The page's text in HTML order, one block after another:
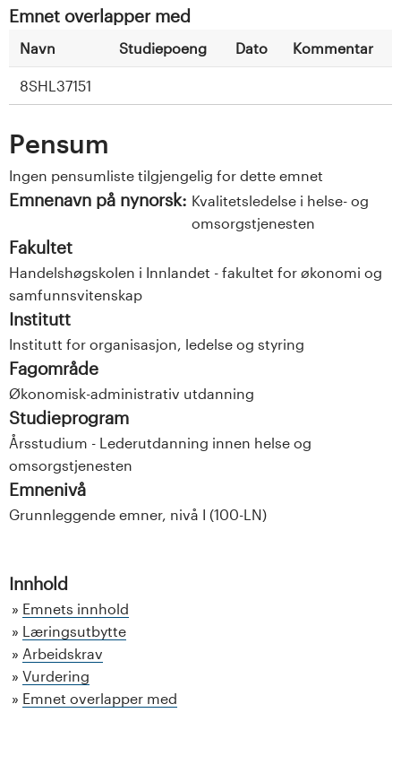
Emnet overlapper med
Navn Studiepoeng Dato Kommentar
8SHL37151
Pensum
Ingen pensumliste tilgjengelig for dette emnet
Emnenavn på nynorsk: Kvalitetsledelse i helse- og
omsorgstjenesten
Fakultet
Handelshøgskolen i Innlandet - fakultet for økonomi og
samfunnsvitenskap
Institutt
Institutt for organisasjon, ledelse og styring
Fagområde
Økonomisk-administrativ utdanning
Studieprogram
Årsstudium - Lederutdanning innen helse og
omsorgstjenesten
Emnenivå
Grunnleggende emner, nivå I (100-LN)
Innhold
Emnets innhold
Læringsutbytte
Arbeidskrav
Vurdering
Emnet overlapper med